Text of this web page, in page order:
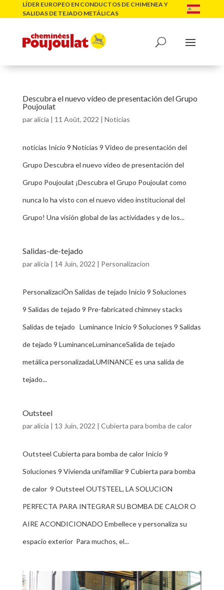
LÍDER EUROPEO EN CONDUCTOS DE CHIMENEA Y
SALIDAS DE TEJADO METÁLICAS
Descubra el nuevo vídeo de presentación del Grupo
Poujoulat
paralicia | 11 Août, 2022 | Noticias
noticias Inicio 9 Noticias 9 Video de presentación del
Grupo Descubra el nuevo vídeo de presentación del
Grupo Poujoulat ¡Descubra el Grupo Poujoulat como
nunca lo ha visto con el nuevo video institucional del
Grupo! Una visión global de las actividades y de los...
Salidas-de-tejado
paralicia | 14 Juin, 2022 | Personalizacion
PersonalizaciÒn Salidas de tejado Inicio 9 Soluciones
9 Salidas de tejado 9 Pre-fabricated chimney stacks
Salidas de tejado Luminance Inicio 9 Soluciones 9 Salidas
de tejado 9 LuminanceLuminanceSalida de tejado
metálica personalizadaLUMINANCE es una salida de
tejado...
Outsteel
paralicia | 13 Juin, 2022 | Cubierta para bomba de calor
Outsteel Cubierta para bomba de calor Inicio 9
Soluciones 9 Vivienda unifamiliar 9 Cubierta para bomba
de calor 9 Outsteel OUTSTEEL, LA SOLUCION
PERFECTA PARA INTEGRAR SU BOMBA DE CALOR O
AIRE ACONDICIONADO Embellece y personaliza su
espacio exterior Para muchos, el...